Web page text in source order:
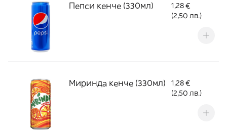
Пепси кенче (330мл)
1,28 €
(2,50 лв.)
Миринда кенче (330мл)
1,28 €
(2,50 лв.)